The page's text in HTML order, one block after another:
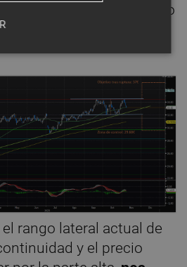
de retroceso del tramo
octubre de 2022.
rango lateral actual de
y el precio